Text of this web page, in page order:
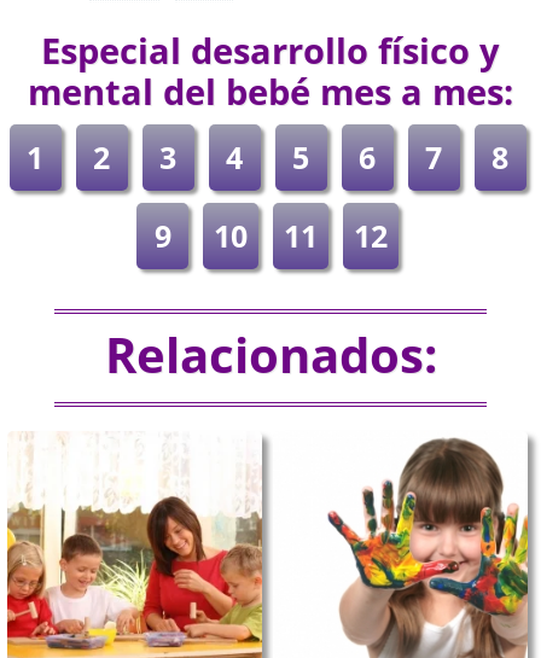
Especial desarrollo físico y
mental del bebé mes a mes:
1 2 3 4 5 6 7
8
9
10 11 12
Relacionados: